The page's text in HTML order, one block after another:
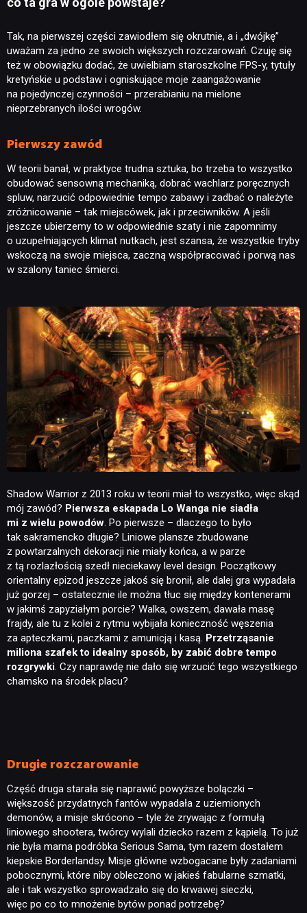
Tak, na pierwszej części zawiodłem się okrutnie, a i „dwójkę”
uważam za jedno ze swoich większych rozczarowań. Czuję się
też w obowiązku dodać, że uwielbiam staroszkolne FPS-y, tytuły
kretyńskie u podstaw i ogniskujące moje zaangażowanie
na pojedynczej czynności – przerabianiu na mielone
nieprzebranych ilości wrogów.
Pierwszy zawód
W teorii banał, w praktyce trudna sztuka, bo trzeba to wszystko
obudować sensowną mechaniką, dobrać wachlarz poręcznych
spluw, narzucić odpowiednie tempo zabawy i zadbać o należyte
zróżnicowanie – tak miejscówek, jak i przeciwników. A jeśli
jeszcze ubierzemy to w odpowiednie szaty i nie zapomnimy
o uzupełniających klimat nutkach, jest szansa, że wszystkie tryby
wskoczą na swoje miejsca, zaczną współpracować i porwą nas
w szalony taniec śmierci.
Shadow Warrior z 2013 roku w teorii miał to wszystko, więc skąd
mój zawód? Pierwsza eskapada Lo Wanga nie siadła
mi z wielu powodów. Po pierwsze – dlaczego to było
tak sakramencko długie? Liniowe plansze zbudowane
z powtarzalnych dekoracji nie miały końca, a w parze
z tą rozlazłością szedł nieciekawy level design. Początkowy
orientalny epizod jeszcze jakoś się bronił, ale dalej gra wypadała
już gorzej – ostatecznie ile można tłuc się między kontenerami
w jakimś zapyziałym porcie? Walka, owszem, dawała masę
frajdy, ale tu z kolei z rytmu wybijała konieczność węszenia
za apteczkami, paczkami z amunicją i kasą. Przetrząsanie
miliona szafek to idealny sposób, by zabić dobre tempo
rozgrywki. Czy naprawdę nie dało się wrzucić tego wszystkiego
chamsko na środek placu?
Drugie rozczarowanie
Część druga starała się naprawić powyższe bolączki –
większość przydatnych fantów wypadała z uziemionych
demonów, a misje skrócono – tyle że zrywając z formułą
liniowego shootera, twórcy wylali dziecko razem z kąpielą. To już
nie była marna podróbka Serious Sama, tym razem dostałem
kiepskie Borderlandsy. Misje główne wzbogacane były zadaniami
pobocznymi, które niby obleczono w jakieś fabularne szmatki,
ale i tak wszystko sprowadzało się do krwawej sieczki,
więc po co to mnożenie bytów ponad potrzebę?